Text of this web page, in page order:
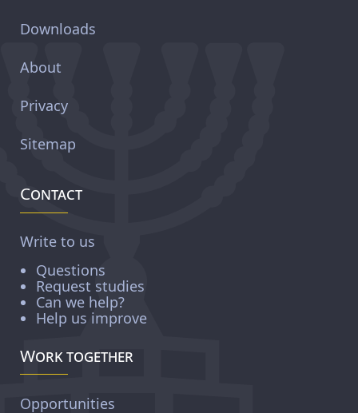
Downloads
About
Privacy
Sitemap
Contact
Write to us
Questions
Request studies
Can we help?
Help us improve
Work together
Opportunities